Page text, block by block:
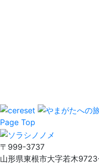
Page Top
〒999-3737
山形県東根市大字若木